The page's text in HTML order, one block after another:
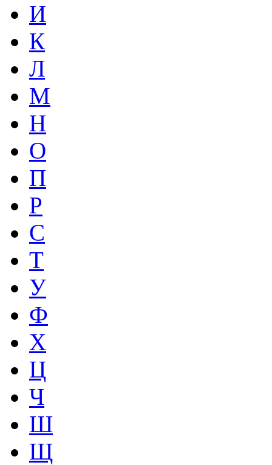
И
К
Л
М
Н
О
П
Р
С
Т
У
Ф
Х
Ц
Ч
Ш
Щ